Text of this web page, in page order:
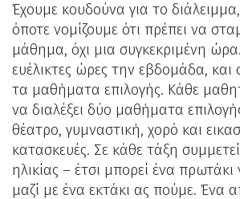
Έχουμε κουδούνα για το
όποτε νομίζουμε ότι πρέπει να
μάθημα, όχι μια συγκεκριμένη
ευέλικτες ώρες την εβδομάδα, και
τα μαθήματα επιλογής. Κάθε
να διαλέξει δύο μαθήματα
θέατρο, γυμναστική, χορό και
κατασκευές. Σε κάθε τάξη
ηλικίας – έτσι μπορεί ένα
μαζί με ένα εκτάκι ας πούμε. Ένα